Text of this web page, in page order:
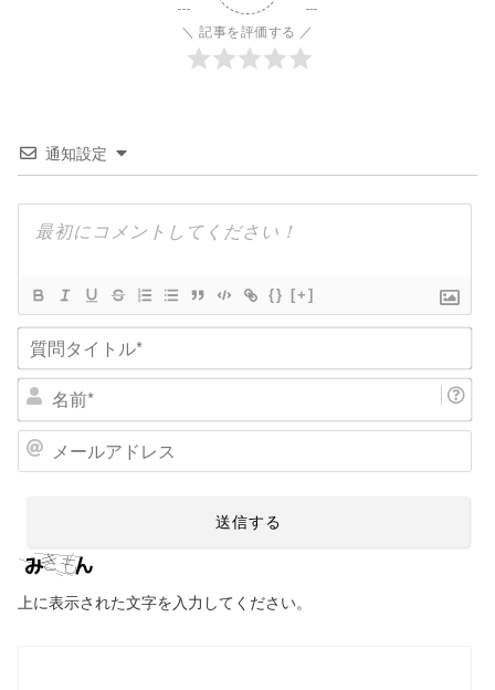
＼ 記事を評価する ／
通知設定
{} [+]
質
問
タ
イ
ト
名
前
*
ド
レ
上に表示された文字を入力してください。